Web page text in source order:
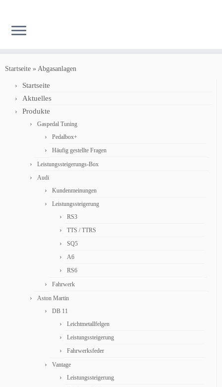
Inhalt
Startseite » Abgasanlagen
Startseite
Aktuelles
Produkte
Gaspedal Tuning
Pedalbox+
Häufig gestellte Fragen
Leistungssteigerungs-Box
Audi
Kundenmeinungen
Leistungssteigerung
RS3
TTS / TTRS
SQ5
A6
RS6
Fahrwerk
Aston Martin
DB 11
Leichtmetallfelgen
Leistungssteigerung
Fahrwerksfeder
Vantage
Leistungssteigerung